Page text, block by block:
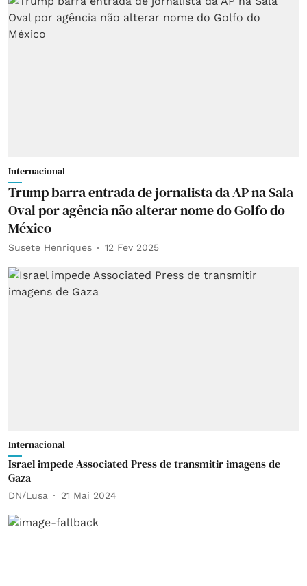
Internacional
Trump barra entrada de jornalista da AP na Sala
Oval por agência não alterar nome do Golfo do
México
Susete Henriques 12 Fev 2025
Internacional
Israel impede Associated Press de transmitir imagens de
Gaza
DN/Lusa 21 Mai 2024